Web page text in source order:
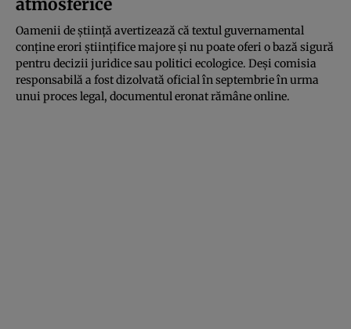
Oamenii de știință avertizează că textul guvernamental
conține erori științifice majore și nu poate oferi o bază sigură
pentru decizii juridice sau politici ecologice. Deși comisia
responsabilă a fost dizolvată oficial în septembrie în urma
unui proces legal, documentul eronat rămâne online.